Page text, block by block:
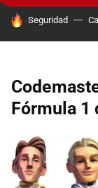
HOY SE HABLA
Seguridad
Fórmula 1